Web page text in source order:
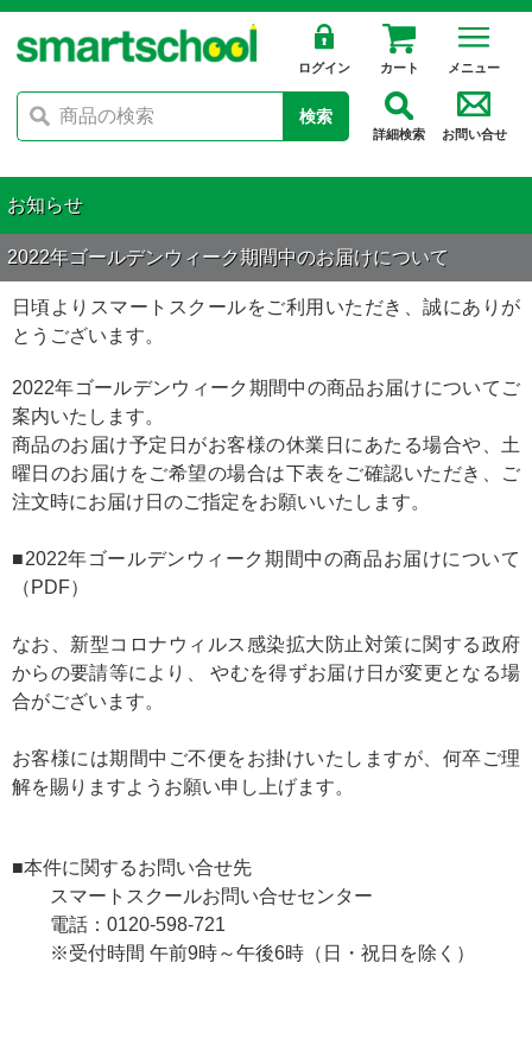
ログイン カート メニュー
検索
詳細検索 お問い合せ
お知らせ
2022年ゴールデンウィーク期間中のお届けについて
日頃よりスマートスクールをご利用いただき、誠にありが
とうございます。
2022年ゴールデンウィーク期間中の商品お届けについてご
案内いたします。
商品のお届け予定日がお客様の休業日にあたる場合や、土
曜日のお届けをご希望の場合は下表をご確認いただき、ご
注文時にお届け日のご指定をお願いいたします。
■2022年ゴールデンウィーク期間中の商品お届けについて
（PDF）
なお、新型コロナウィルス感染拡大防止対策に関する政府
からの要請等により、 やむを得ずお届け日が変更となる場
合がございます。
お客様には期間中ご不便をお掛けいたしますが、何卒ご理
解を賜りますようお願い申し上げます。
■本件に関するお問い合せ先
スマートスクールお問い合せセンター
電話：0120-598-721
※受付時間 午前9時～午後6時（日・祝日を除く）